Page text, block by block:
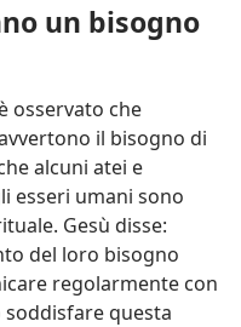
un bisogno
osservato che
il bisogno di
alcuni atei e
esseri umani sono
Gesù disse:
del loro bisogno
regolarmente con
questa